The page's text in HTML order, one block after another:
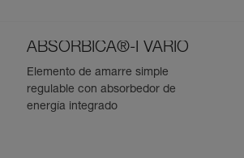
ABSORBICA®-I VARIO
Elemento de amarre simple
regulable con absorbedor de
energía integrado